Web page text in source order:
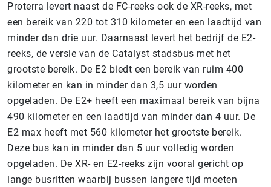
Proterra levert naast de FC-reeks ook de XR-reeks, met
een bereik van 220 tot 310 kilometer en een laadtijd van
minder dan drie uur. Daarnaast levert het bedrijf de E2-
reeks, de versie van de Catalyst stadsbus met het
grootste bereik. De E2 biedt een bereik van ruim 400
kilometer en kan in minder dan 3,5 uur worden
opgeladen. De E2+ heeft een maximaal bereik van bijna
490 kilometer en een laadtijd van minder dan 4 uur. De
E2 max heeft met 560 kilometer het grootste bereik.
Deze bus kan in minder dan 5 uur volledig worden
opgeladen. De XR- en E2-reeks zijn vooral gericht op
lange busritten waarbij bussen langere tijd moeten